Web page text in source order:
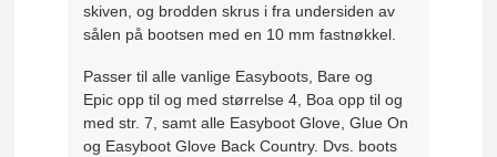
skiven, og brodden skrus i fra undersiden av
sålen på bootsen med en 10 mm fastnøkkel.
Passer til alle vanlige Easyboots, Bare og
Epic opp til og med størrelse 4, Boa opp til og
med str. 7, samt alle Easyboot Glove, Glue On
og Easyboot Glove Back Country. Dvs. boots